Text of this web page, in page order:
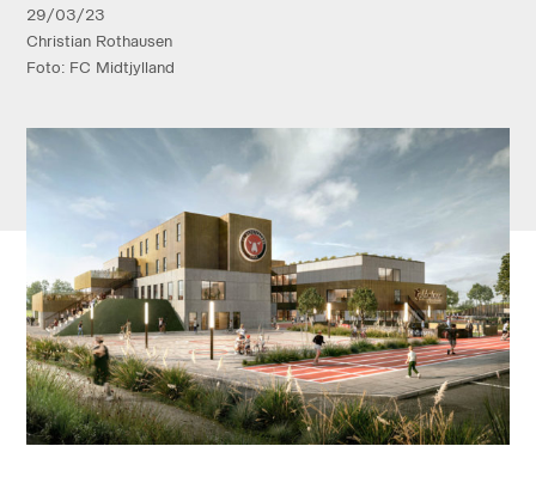
29/03/23
Christian Rothausen
Foto: FC Midtjylland